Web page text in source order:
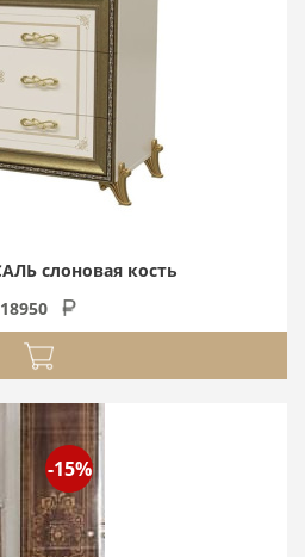
слоновая кость
18950
-15%